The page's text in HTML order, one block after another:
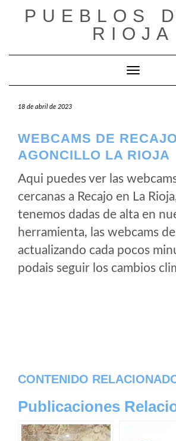
PUEBLOS
RIOJA
Cambiar
18 de abril de 2023
WEBCAMS DE
AGONCILLO LA RIOJA
Aqui puedes ver las
cercanas a Recajo en La
tenemos dadas de alta en
herramienta, las webcams
actualizando cada pocos
podais seguir los cambios
CONTENIDO
Publicaciones